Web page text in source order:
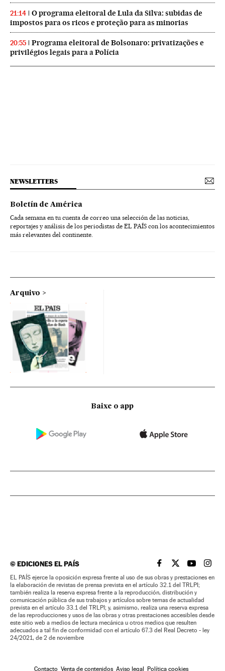
21:14
O programa eleitoral de Lula da Silva: subidas de
impostos para os ricos e proteção para as minorias
20:55
Programa eleitoral de Bolsonaro: privatizações e
privilégios legais para a Polícia
NEWSLETTERS
Boletín de América
Cada semana en tu cuenta de correo una selección de las noticias,
reportajes y análisis de los periodistas de EL PAÍS con los acontecimientos
más relevantes del continente.
Arquivo
Baixe o app
©EDICIONES EL PAÍS EL PAÍS BRASIL EN
EL PAÍSEL PAÍS
EL
EL PAÍS ejerce la oposición expresa frente al uso de sus obras y prestaciones en
la elaboración de revistas de prensa prevista en el artículo 32.1 del TRLPI;
también realiza la reserva expresa frente a la reproducción, distribución y
comunicación pública de sus trabajos y artículos sobre temas de actualidad
prevista en el artículo 33.1 del TRLPI; y, asimismo, realiza una reserva expresa
de las reproducciones y usos de las obras y otras prestaciones accesibles desde
este sitio web a medios de lectura mecánica u otros medios que resulten
adecuados a tal fin de conformidad con el artículo 67.3 del Real Decreto - ley
24/2021, de 2 de noviembre
Contacto Venta de contenidos Aviso legal
Política cookies